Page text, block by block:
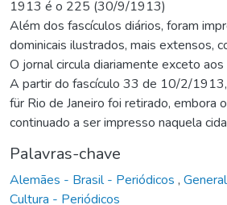
1913 é o 225 (30/9/1913)
Além dos fascículos diários, foram
dominicais ilustrados, mais extensos,
O jornal circula diariamente exceto
A partir do fascículo 33 de 10/2/
für Rio de Janeiro foi retirado, embora
continuado a ser impresso naquela
Palavras-chave
Alemães - Brasil - Periódicos ,
Cultura - Periódicos